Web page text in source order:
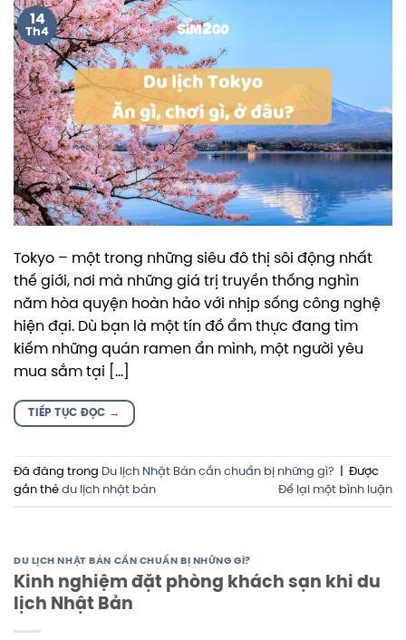
14
Th4
Tokyo – một trong những siêu đô thị sôi động nhất
thế giới, nơi mà những giá trị truyền thống nghìn
năm hòa quyện hoàn hảo với nhịp sống công nghệ
hiện đại. Dù bạn là một tín đồ ẩm thực đang tìm
kiếm những quán ramen ẩn mình, một người yêu
mua sắm tại […]
TIẾP TỤC ĐỌC →
Đã đăng trong Du lịch Nhật Bản cần chuẩn bị những gì?
Được
gắn thẻ du lịch nhật bản Để lại một bình luận
DU LỊCH NHẬT BẢN CẦN CHUẨN BỊ NHỮNG GÌ?
Kinh nghiệm đặt phòng khách sạn khi du
lịch Nhật Bản